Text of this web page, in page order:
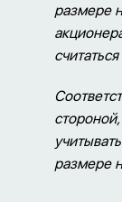
размере
размере